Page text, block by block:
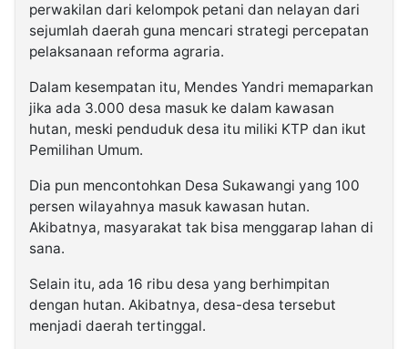
perwakilan dari kelompok petani dan nelayan dari
sejumlah daerah guna mencari strategi percepatan
pelaksanaan reforma agraria.
Dalam kesempatan itu, Mendes Yandri memaparkan
jika ada 3.000 desa masuk ke dalam kawasan
hutan, meski penduduk desa itu miliki KTP dan ikut
Pemilihan Umum.
Dia pun mencontohkan Desa Sukawangi yang 100
persen wilayahnya masuk kawasan hutan.
Akibatnya, masyarakat tak bisa menggarap lahan di
sana.
Selain itu, ada 16 ribu desa yang berhimpitan
dengan hutan. Akibatnya, desa-desa tersebut
menjadi daerah tertinggal.